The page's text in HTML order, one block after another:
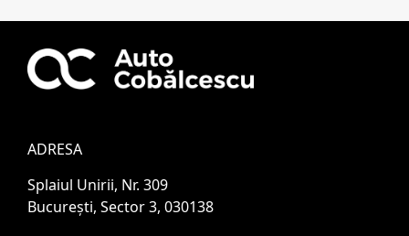
ADRESA
Splaiul Unirii, Nr. 309
București, Sector 3, 030138